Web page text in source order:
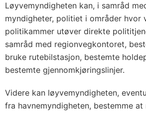
Løyvemyndigheten kan, i samråd
myndigheter, politiet i områder hvor
politikammer utøver direkte
samråd med regionvegkontoret,
bruke rutebilstasjon, bestemte
bestemte gjennomkjøringslinjer.
Videre kan løyvemyndigheten,
fra havnemyndigheten, bestemme